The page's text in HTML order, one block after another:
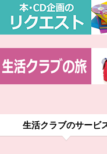
生活クラブのサービ